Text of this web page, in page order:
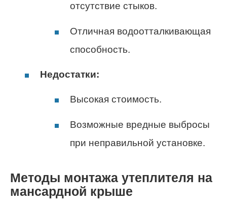
отсутствие стыков.
Отличная водоотталкивающая
способность.
Недостатки:
Высокая стоимость.
Возможные вредные выбросы
при неправильной установке.
Методы монтажа утеплителя на
мансардной крыше